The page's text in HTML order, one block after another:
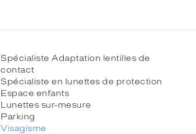
Spécialiste Adaptation lentilles de
contact
Spécialiste en lunettes de protection
Espace enfants
Lunettes sur-mesure
Parking
Visagisme